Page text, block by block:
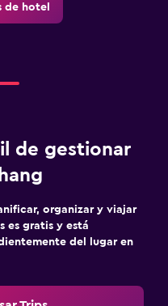
de hotel
de gestionar
organizar y viajar
es gratis y está
del lugar en